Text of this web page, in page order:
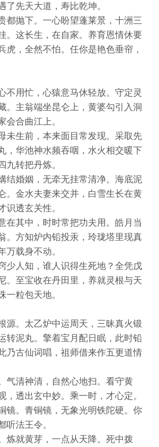
了先天大道，寿比乾坤。
都抛下。一心盼望蓬莱景，十洲三
。这长生，在自家。养育恩情休要
虎，全然不怕。任你是艳色垂帘，
不用忙，心猿意马休轻放。守定灵
。主翁端坐昆仑上，黄婆勾引入洞
会合曲江上。
未生前，本来面目常发现。采取先
，华池神水频吞咽，水火相交暖下
九转把丹炼。
结婚姻，无牵无挂常清净。海底泥
。金水夫妻来交并，白雪生长在黄
识透玄关性。
在其中，时时常把功夫用。皓月当
。方知炉内铅投汞，玲珑塔里现真
万载身不动。
少人知，谁人识得生死地？全凭戊
。至宝收在丹田里，养就灵根与天
一粒包天地。
源。太乙炉中运周天，三昧真火锻
转泥丸。擎着宝月配日眠，此时铅
乃古仙词唱，祖师借来作五更道情
气清神清，自然心地扫。看守黄
，透出玄中妙。乘一时，才心定。
镜。青铜镜，无象光明铁陀硬。你
听法王令。
炼就黄芽，一点从天降。死中拨